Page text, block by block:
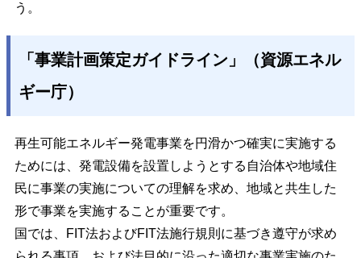
う。
「事業計画策定ガイドライン」（資源エネル
ギー庁）
再生可能エネルギー発電事業を円滑かつ確実に実施する
ためには、発電設備を設置しようとする自治体や地域住
民に事業の実施についての理解を求め、地域と共生した
形で事業を実施することが重要です。
国では、FIT法およびFIT法施行規則に基づき遵守が求め